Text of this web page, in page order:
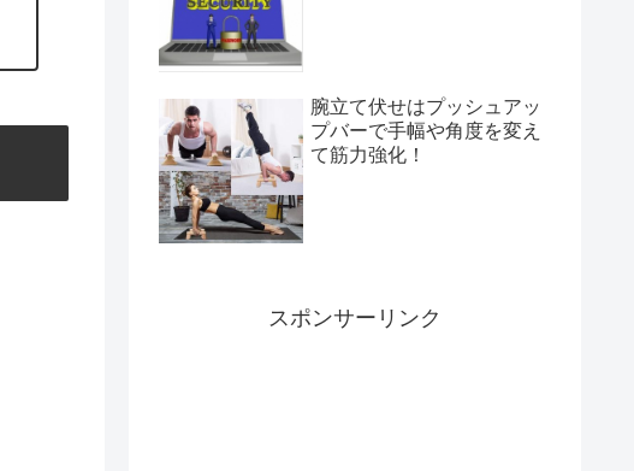
腕立て伏せはプッシュアッ
プバーで手幅や角度を変え
て筋力強化！
スポンサーリンク